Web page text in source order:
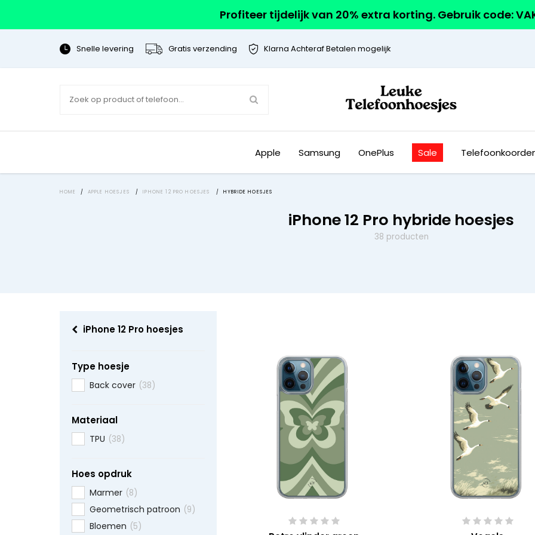
Profiteer tijdelijk van 20% extra korting. Gebruik code:
Snelle levering Gratis verzending Klarna Achteraf Betalen mogelijk
Apple Samsung OnePlus Sale
HOME / APPLE HOESJES / IPHONE 12 PRO HOESJES / HYBRIDE HOESJES
iPhone 12 Pro hybride hoesjes
38 producten
iPhone 12 Pro hoesjes
Type hoesje
Back cover (38)
Materiaal
TPU (38)
Hoes opdruk
Marmer (8)
Geometrisch patroon (9)
Bloemen (5)